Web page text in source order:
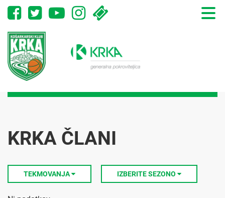
Toggle
KRKA ČLANI
TEKMOVANJA IZBERITE SEZONO